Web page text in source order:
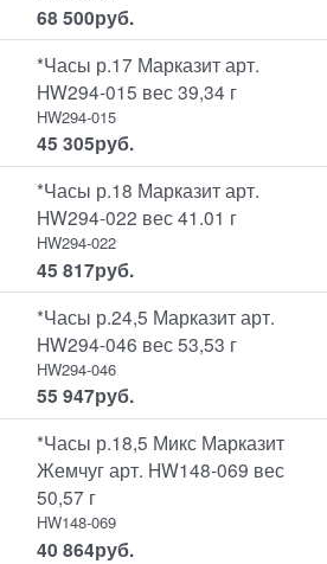
68 500руб.
*Часы р.17 Марказит арт.
HW294-015 вес 39,34 г
HW294-015
45 305руб.
*Часы р.18 Марказит арт.
HW294-022 вес 41.01 г
HW294-022
45 817руб.
*Часы р.24,5 Марказит арт.
HW294-046 вес 53,53 г
HW294-046
55 947руб.
*Часы р.18,5 Микс Марказит
Жемчуг арт. HW148-069 вес
50,57 г
HW148-069
40 864руб.